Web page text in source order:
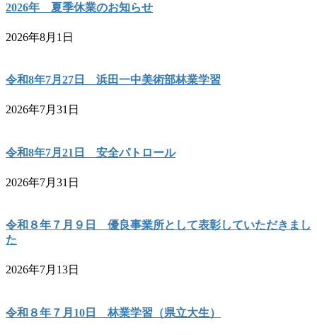
2026年 夏季休業のお知らせ
2026年8月1日
令和8年7月27日 浜田一中美術部林業学習
2026年7月31日
令和8年7月21日 安全パトロール
2026年7月31日
令和８年７月９日 優良事業所として表彰していただきまし
た
2026年7月13日
令和８年７月10日 林業学習（県立大生）